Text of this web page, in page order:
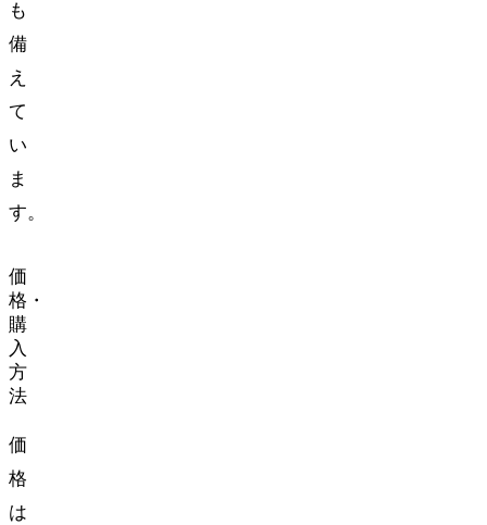
も
備
え
て
い
ま
す。
価
格・
購
入
方
法
価
格
は